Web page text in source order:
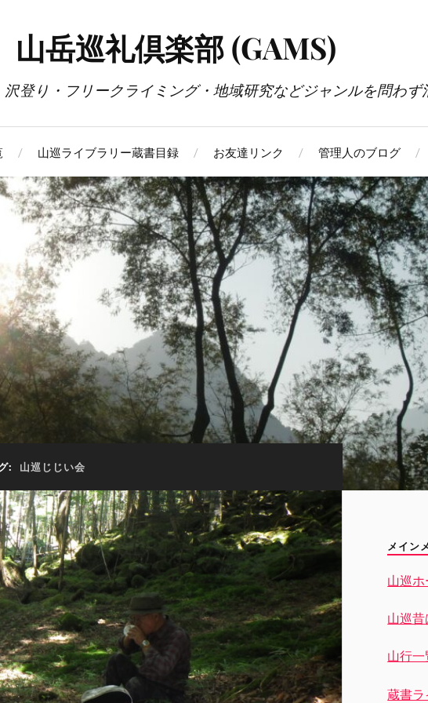
山岳巡礼倶楽部 (GAMS)
登り・フリークライミング・地域研究などジャンルを問わず
山巡ライブラリー蔵書目録 お友達リンク 管理人のブログ
: 山巡じじい会
メイン
山巡ホ
山巡昔
山行一
蔵書ラ